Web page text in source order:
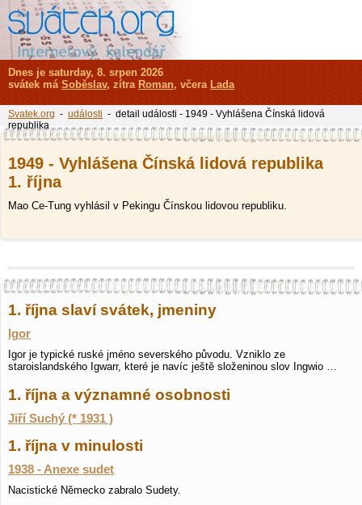
1949 - Vyhlášena Čínská lidová republika
1. října
Mao Ce-Tung vyhlásil v Pekingu Čínskou lidovou republiku.
1. října slaví svátek, jmeniny
Igor
Igor je typické ruské jméno severského původu. Vzniklo ze
staroislandského Igwarr, které je navíc ještě složeninou slov Ingwio …
1. října a významné osobnosti
Jiří Suchý (* 1931 )
1. října v minulosti
1938 - Anexe sudet
Nacistické Německo zabralo Sudety.
Dnes je saturday, 8. srpen 2026
svátek má Soběslav, zítra Roman, včera Lada
Svatek.org - události - detail události - 1949 - Vyhlášena Čínská lidová
republika